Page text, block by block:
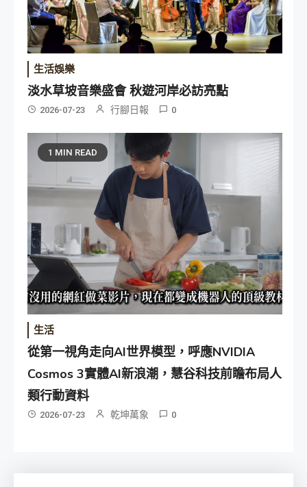
生活娛樂
淡水草坡音樂盛會 秋遊河岸必訪亮點
2026-07-23 行腳日報 0
1 MIN READ
生活
從第一視角走向AI世界模型，呼應NVIDIA
Cosmos 3實體AI新浪潮，慧谷科技前瞻布局人
類行動資料
2026-07-23 乾坤萬象 0